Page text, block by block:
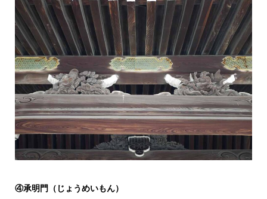
④承明門（じょうめいもん）